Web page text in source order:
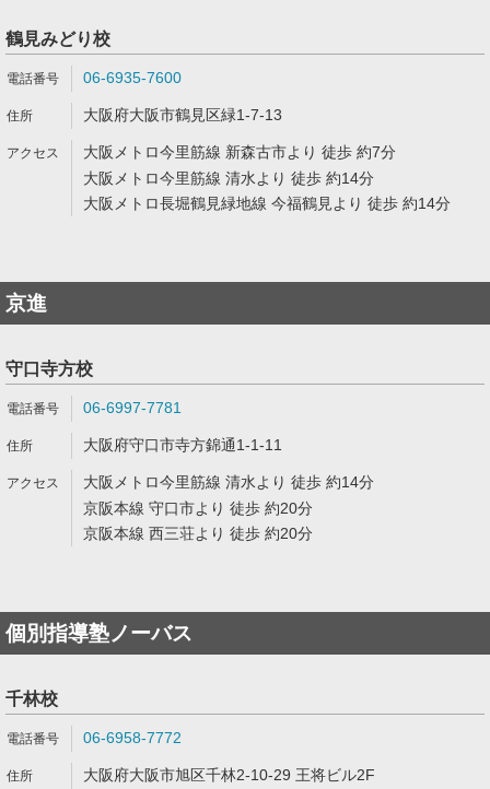
鶴見みどり校
06-6935-7600
大阪府大阪市鶴見区緑1-7-13
大阪メトロ今里筋線 新森古市より 徒歩 約7分
大阪メトロ今里筋線 清水より 徒歩 約14分
大阪メトロ長堀鶴見緑地線 今福鶴見より 徒歩 約14分
京進
守口寺方校
06-6997-7781
大阪府守口市寺方錦通1-1-11
大阪メトロ今里筋線 清水より 徒歩 約14分
京阪本線 守口市より 徒歩 約20分
京阪本線 西三荘より 徒歩 約20分
個別指導塾ノーバス
千林校
06-6958-7772
大阪府大阪市旭区千林2-10-29 王将ビル2F